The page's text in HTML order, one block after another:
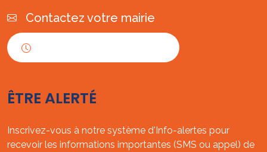
Contactez votre mairie
ÊTRE ALERTÉ
Inscrivez-vous à notre système d'Info-alertes pour
recevoir les informations importantes (SMS ou appel) de